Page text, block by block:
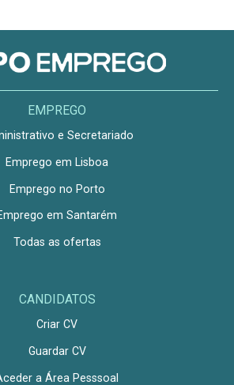
EMPREGO
e Secretariado
Emprego em Lisboa
Emprego no Porto
em Santarém
Todas as ofertas
CANDIDATOS
Criar CV
Guardar CV
a Área Pesssoal